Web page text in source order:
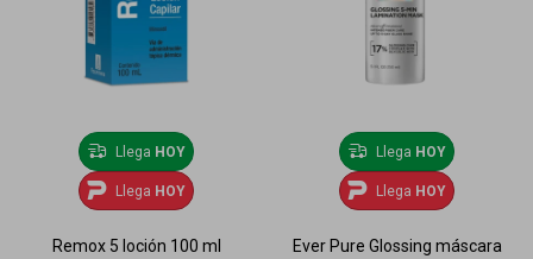
Llega HOY
Llega HOY
Remox 5 loción 100 ml
Llega HOY
Llega HOY
Ever Pure Glossing máscara